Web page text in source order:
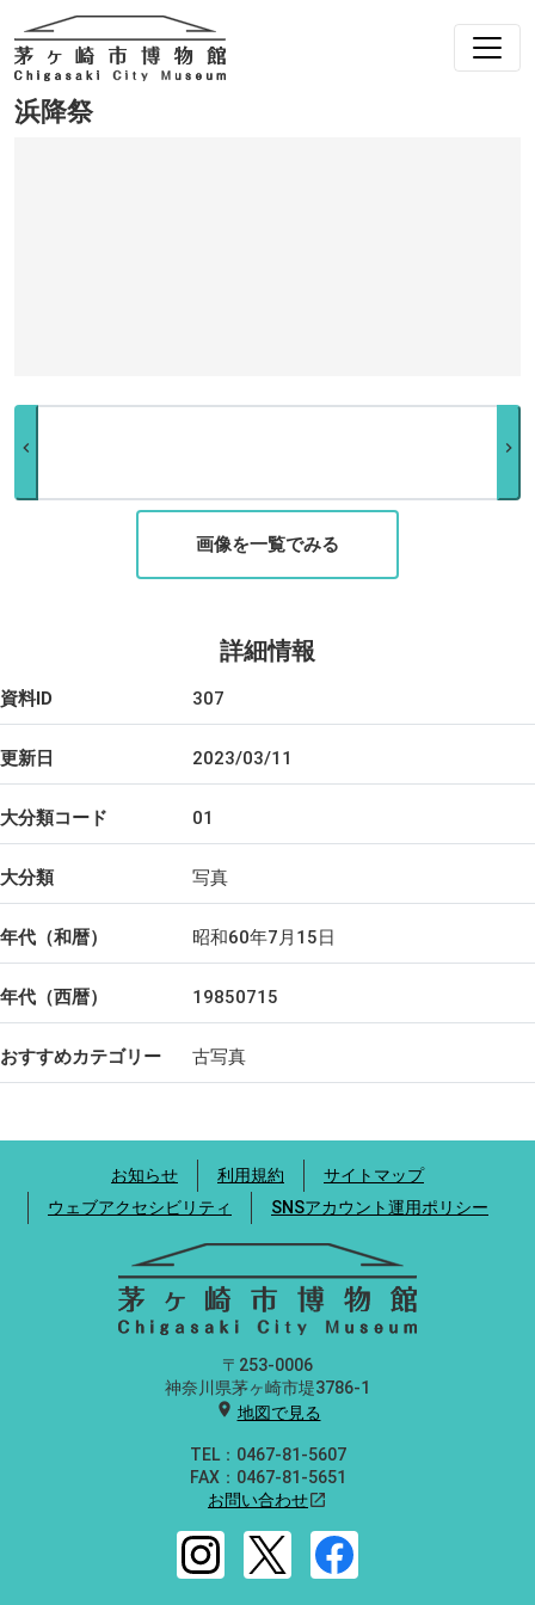
浜降祭
chevron_left chevron_right
画像を一覧でみる
詳細情報
資料ID 307
更新日 2023/03/11
大分類コード 01
大分類 写真
年代（和暦） 昭和60年7月15日
年代（西暦） 19850715
おすすめカテゴリー 古写真
お知らせ 利用規約
サイトマップ
ウェブアクセシビリティ
SNSアカウント運用ポリシー
〒253-0006
神奈川県茅ヶ崎市堤3786-1
location_on 地図で見る
TEL：0467-81-5607
FAX：0467-81-5651
お問い合わせopen_in_new